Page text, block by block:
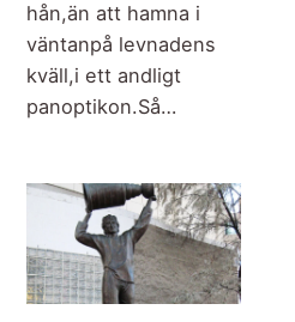
hån,än att hamna i
väntanpå levnadens
kväll,i ett andligt
panoptikon.Så…